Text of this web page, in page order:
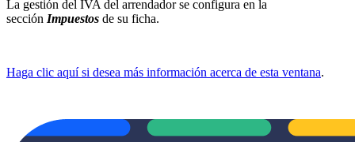
La gestión del IVA del arrendador se configura en la
sección Impuestos de su ficha.
Haga clic aquí si desea más información acerca de esta ventana.